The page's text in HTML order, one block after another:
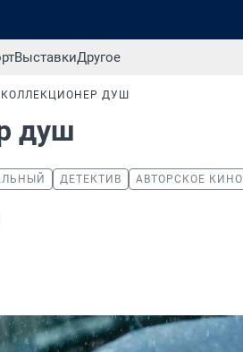
ВыставкиДругое
КОЛЛЕКЦИОНЕР ДУШ
душ
ДЕТЕКТИВ АВТОРСКОЕ КИНО